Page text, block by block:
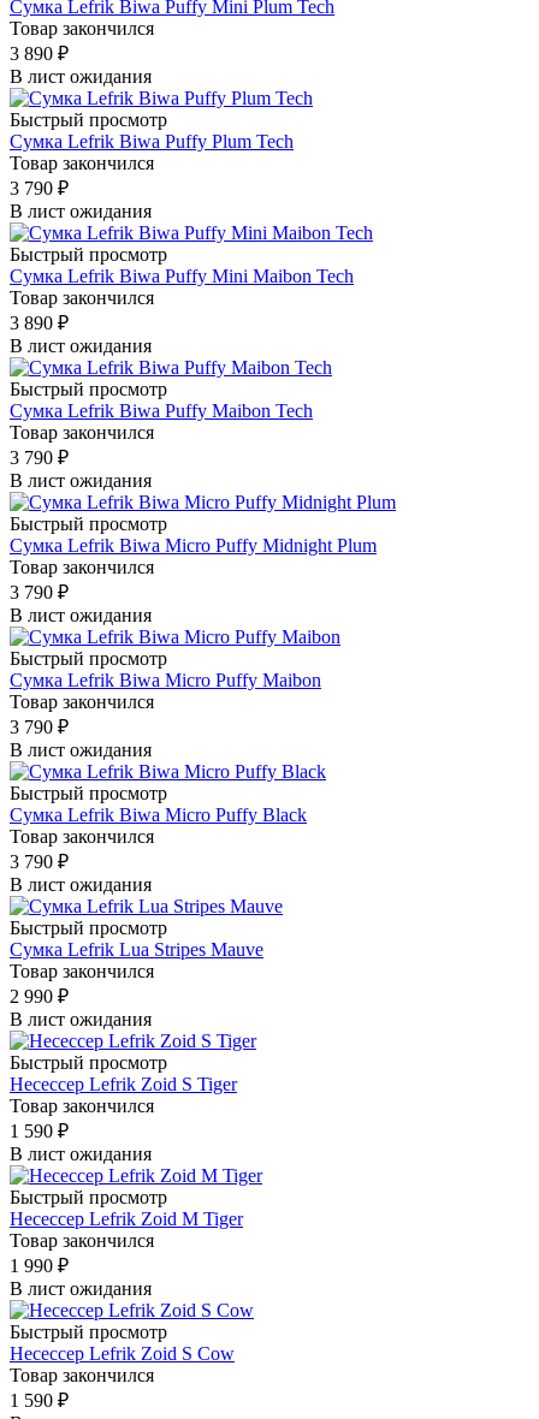
Сумка Lefrik Biwa Puffy Mini Plum Tech
Товар закончился
3 890 ₽
В лист ожидания
Быстрый просмотр
Сумка Lefrik Biwa Puffy Plum Tech
Товар закончился
3 790 ₽
В лист ожидания
Быстрый просмотр
Сумка Lefrik Biwa Puffy Mini Maibon Tech
Товар закончился
3 890 ₽
В лист ожидания
Быстрый просмотр
Сумка Lefrik Biwa Puffy Maibon Tech
Товар закончился
3 790 ₽
В лист ожидания
Быстрый просмотр
Сумка Lefrik Biwa Micro Puffy Midnight Plum
Товар закончился
3 790 ₽
В лист ожидания
Быстрый просмотр
Сумка Lefrik Biwa Micro Puffy Maibon
Товар закончился
3 790 ₽
В лист ожидания
Быстрый просмотр
Сумка Lefrik Biwa Micro Puffy Black
Товар закончился
3 790 ₽
В лист ожидания
Быстрый просмотр
Сумка Lefrik Lua Stripes Mauve
Товар закончился
2 990 ₽
В лист ожидания
Быстрый просмотр
Несессер Lefrik Zoid S Tiger
Товар закончился
1 590 ₽
В лист ожидания
Быстрый просмотр
Несессер Lefrik Zoid M Tiger
Товар закончился
1 990 ₽
В лист ожидания
Быстрый просмотр
Несессер Lefrik Zoid S Cow
Товар закончился
1 590 ₽